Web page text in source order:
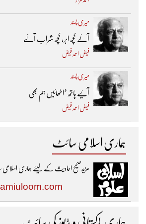
میری پسند
آئے کچھ ابر، کچھ شراب آئے
فیض احمد فیض
میری پسند
آئیے ہاتھ ’اٹھائیں ہم بھی
فیض احمد فیض
ہماری اسلامی سائٹ
مزیدصحیح احادیث کے لیئے ہماری